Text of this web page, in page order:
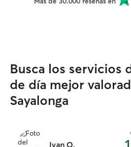
Busca los servicios
de día mejor
Sayalonga
Ivan O.